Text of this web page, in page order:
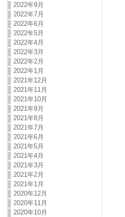
2022年9月
2022年7月
2022年6月
2022年5月
2022年4月
2022年3月
2022年2月
2022年1月
2021年12月
2021年11月
2021年10月
2021年9月
2021年8月
2021年7月
2021年6月
2021年5月
2021年4月
2021年3月
2021年2月
2021年1月
2020年12月
2020年11月
2020年10月